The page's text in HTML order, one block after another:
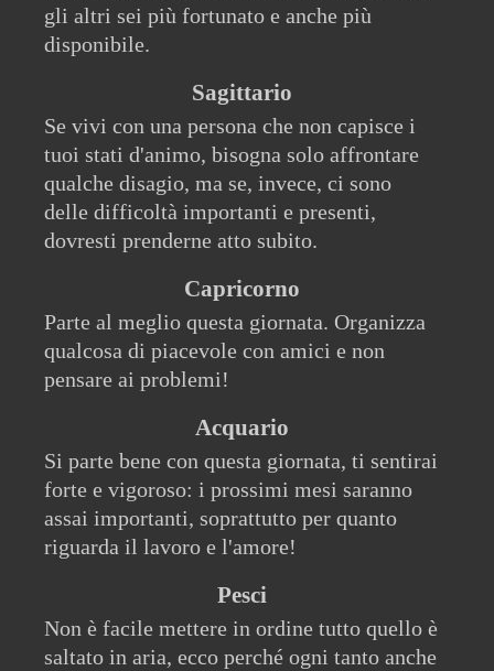
gli altri sei più fortunato e anche più
disponibile.
Sagittario
Se vivi con una persona che non capisce i
tuoi stati d'animo, bisogna solo affrontare
qualche disagio, ma se, invece, ci sono
delle difficoltà importanti e presenti,
dovresti prenderne atto subito.
Capricorno
Parte al meglio questa giornata. Organizza
qualcosa di piacevole con amici e non
pensare ai problemi!
Acquario
Si parte bene con questa giornata, ti sentirai
forte e vigoroso: i prossimi mesi saranno
assai importanti, soprattutto per quanto
riguarda il lavoro e l'amore!
Pesci
Non è facile mettere in ordine tutto quello è
saltato in aria, ecco perché ogni tanto anche